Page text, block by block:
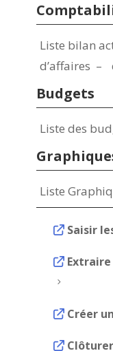
Liste bilan
d’affaires –
Budgets
Liste des
Liste
Saisir
5
Créer